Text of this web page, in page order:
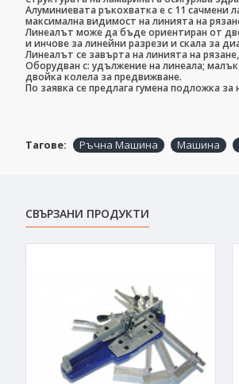
Алуминиевата ръкохватка е с 11 сачмени
максимална видимост на линията на
Линеалът може да бъде ориентиран от
и инчове за линейни разрези и скала за
Линеалът се завърта на линията на
Оборудван с: удължение на линеала;
двойка колела за предвижване.
По заявка се предлага гумена подложка
Тагове: Ръчна Машина Машина
СВЪРЗАНИ ПРОДУКТИ